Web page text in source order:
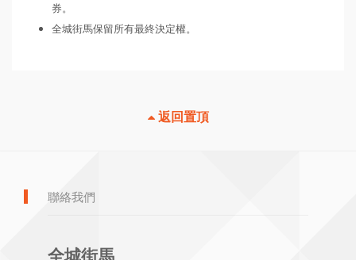
券。
全城街馬保留所有最終決定權。
返回置頂
聯絡我們
全城街馬